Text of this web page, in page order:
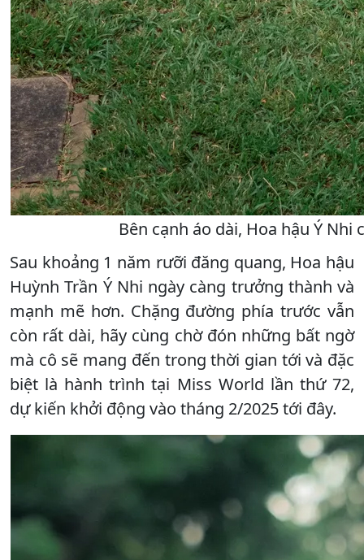
Bên cạnh áo dài, Hoa hậu Ý
Sau khoảng 1 năm rưỡi đăng quang, Hoa hậu
Huỳnh Trần Ý Nhi ngày càng trưởng thành và
mạnh mẽ hơn. Chặng đường phía trước vẫn
còn rất dài, hãy cùng chờ đón những bất ngờ
mà cô sẽ mang đến trong thời gian tới và đặc
biệt là hành trình tại Miss World lần thứ 72,
dự kiến khởi động vào tháng 2/2025 tới đây.